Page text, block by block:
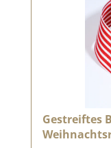
Gestreiftes